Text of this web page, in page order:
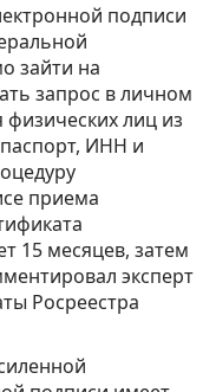
подписи
зайти на
запрос в личном
физических лиц из
ИНН и
приема
15 месяцев, затем
эксперт
Росреестра